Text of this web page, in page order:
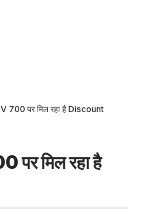
700 पर मिल रहा है Discount
मिल रहा है